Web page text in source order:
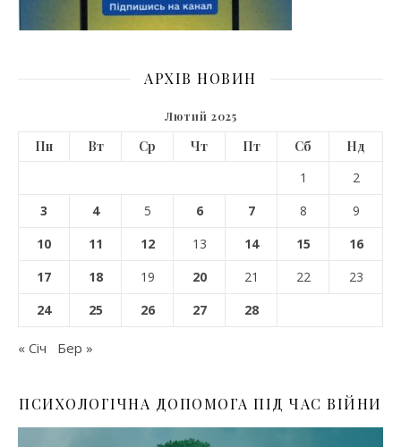
АРХІВ НОВИН
Лютий 2025
Пн Вт Ср Чт Пт Сб
Нд
1
2
3
4 5 6 7 8
9
10
11 12 13 14 15
16
17
18 19 20 21 22
23
24
25 26 27 28
« Січ Бер »
ПСИХОЛОГІЧНА ДОПОМОГА ПІД ЧАС ВІЙНИ